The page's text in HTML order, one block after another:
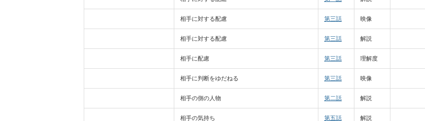
相手に対する配慮 第三話 映像
相手に対する配慮 第三話 解説
相手に配慮 第三話 理解度
相手に判断をゆだねる 第三話 映像
相手の側の人物 第二話 解説
相手の気持ち 第五話 解説